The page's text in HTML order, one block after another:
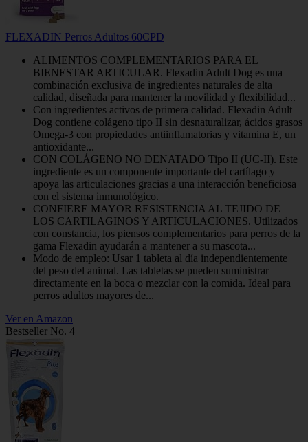
FLEXADIN Perros Adultos 60CPD
ALIMENTOS COMPLEMENTARIOS PARA EL
BIENESTAR ARTICULAR. Flexadin Adult Dog es una
combinación exclusiva de ingredientes naturales de alta
calidad, diseñada para mantener la movilidad y flexibilidad...
Con ingredientes activos de primera calidad. Flexadin Adult
Dog contiene colágeno tipo II sin desnaturalizar, ácidos grasos
Omega-3 con propiedades antiinflamatorias y vitamina E, un
antioxidante...
CON COLÁGENO NO DENATADO Tipo II (UC-II). Este
ingrediente es un componente importante del cartílago y
apoya las articulaciones gracias a una interacción beneficiosa
con el sistema inmunológico.
CONFIERE MAYOR RESISTENCIA AL TEJIDO DE
LOS CARTILAGINOS Y ARTICULACIONES. Utilizados
con constancia, los piensos complementarios para perros de la
gama Flexadin ayudarán a mantener a su mascota...
Modo de empleo: Usar 1 tableta al día independientemente
del peso del animal. Las tabletas se pueden suministrar
directamente en la boca o mezclar con la comida. Ideal para
perros adultos mayores de...
Ver en Amazon
Bestseller No. 4